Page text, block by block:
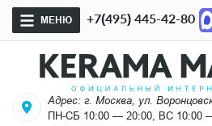
МЕНЮ +7(495) 445-42-80
Адрес: г. Москва, ул.
ПН-СБ 10:00 — 20:00, ВС 10:00